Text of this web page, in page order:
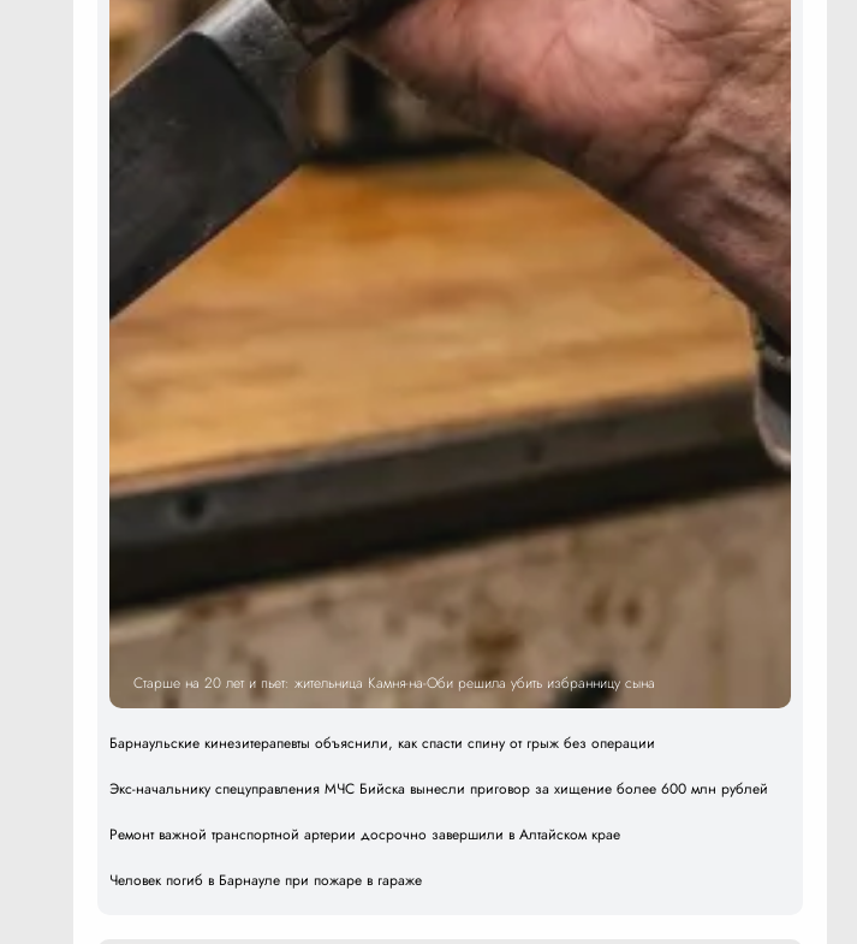
Старше на 20 лет и пьет: жительница Камня-на-Оби решила убить избранницу сына
Барнаульские кинезитерапевты объяснили, как спасти спину от грыж без операции
Экс-начальнику спецуправления МЧС Бийска вынесли приговор за хищение более 600 млн рублей
Ремонт важной транспортной артерии досрочно завершили в Алтайском крае
Человек погиб в Барнауле при пожаре в гараже